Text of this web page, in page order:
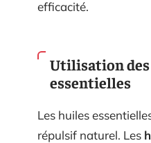
efficacité.
Utilisation
essentielles
Les huiles
répulsif naturel. Les